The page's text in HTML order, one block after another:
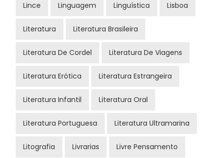
Lince Linguagem Linguística Lisboa
Literatura Literatura Brasileira
Literatura De Cordel Literatura De Viagens
Literatura Erótica Literatura Estrangeira
Literatura Infantil Literatura Oral
Literatura Portuguesa Literatura Ultramarina
Litografia Livrarias Livre Pensamento